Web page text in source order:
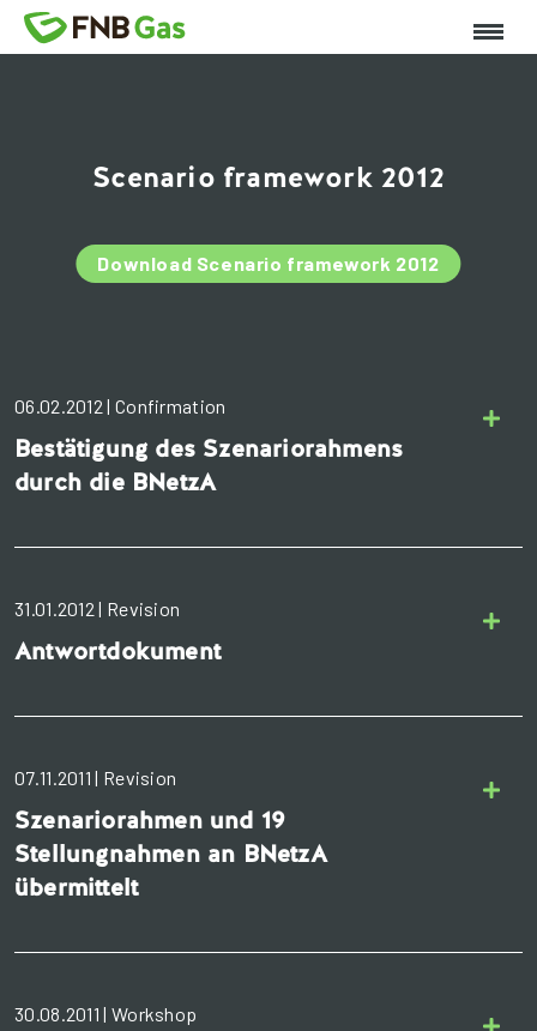
Scenario framework 2012
Download Scenario framework 2012
06.02.2012 | Confirmation
Bestätigung des Szenariorahmens
durch die BNetzA
31.01.2012 | Revision
Antwortdokument
07.11.2011 | Revision
Szenariorahmen und 19
Stellungnahmen an BNetzA
übermittelt
30.08.2011 | Workshop